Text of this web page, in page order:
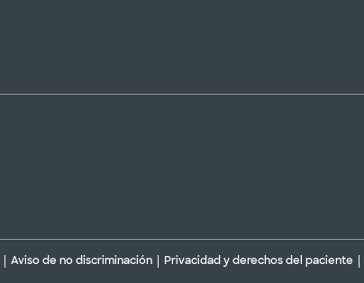
Aviso de no discriminación Privacidad y derechos del paciente